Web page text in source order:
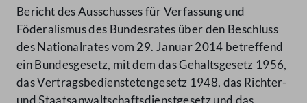
Bericht des Ausschusses für Verfassung und
Föderalismus des Bundesrates über den Beschluss
des Nationalrates vom 29. Januar 2014 betreffend
ein Bundesgesetz, mit dem das Gehaltsgesetz 1956,
das Vertragsbedienstetengesetz 1948, das Richter-
und Staatsanwaltschaftsdienstgesetz und das